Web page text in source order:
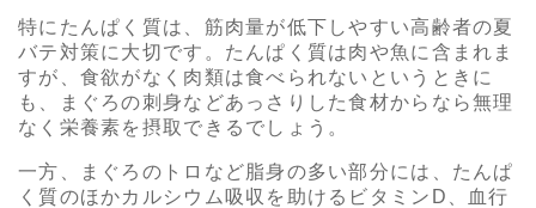
特にたんぱく質は、筋肉量が低下しやすい高齢者の夏
バテ対策に大切です。たんぱく質は肉や魚に含まれま
すが、食欲がなく肉類は食べられないというときに
も、まぐろの刺身などあっさりした食材からなら無理
なく栄養素を摂取できるでしょう。
一方、まぐろのトロなど脂身の多い部分には、たんぱ
く質のほかカルシウム吸収を助けるビタミンD、血行